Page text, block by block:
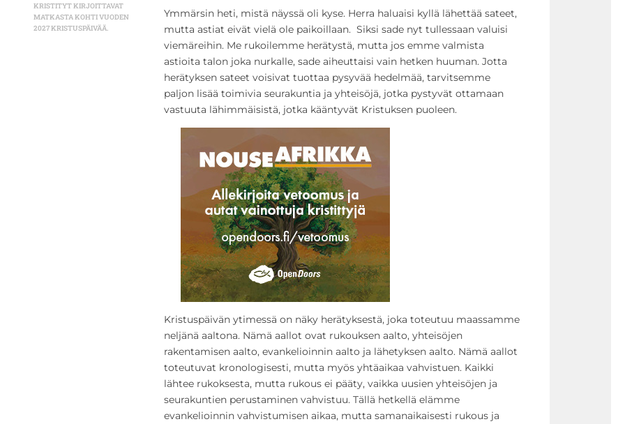
KRISTITYT KIRJOITTAVAT
MATKASTA KOHTI VUODEN
2027 KRISTUSPÄIVÄÄ.
Ymmärsin heti, mistä näyssä oli kyse. Herra haluaisi kyllä lähettää sateet,
mutta astiat eivät vielä ole paikoillaan. Siksi sade nyt tullessaan valuisi
viemäreihin. Me rukoilemme herätystä, mutta jos emme valmista
astioita talon joka nurkalle, sade aiheuttaisi vain hetken huuman. Jotta
herätyksen sateet voisivat tuottaa pysyvää hedelmää, tarvitsemme
paljon lisää toimivia seurakuntia ja yhteisöjä, jotka pystyvät ottamaan
vastuuta lähimmäisistä, jotka kääntyvät Kristuksen puoleen.
Kristuspäivän ytimessä on näky herätyksestä, joka toteutuu maassamme
neljänä aaltona. Nämä aallot ovat rukouksen aalto, yhteisöjen
rakentamisen aalto, evankelioinnin aalto ja lähetyksen aalto. Nämä aallot
toteutuvat kronologisesti, mutta myös yhtäaikaa vahvistuen. Kaikki
lähtee rukoksesta, mutta rukous ei pääty, vaikka uusien yhteisöjen ja
seurakuntien perustaminen vahvistuu. Tällä hetkellä elämme
evankelioinnin vahvistumisen aikaa, mutta samanaikaisesti rukous ja